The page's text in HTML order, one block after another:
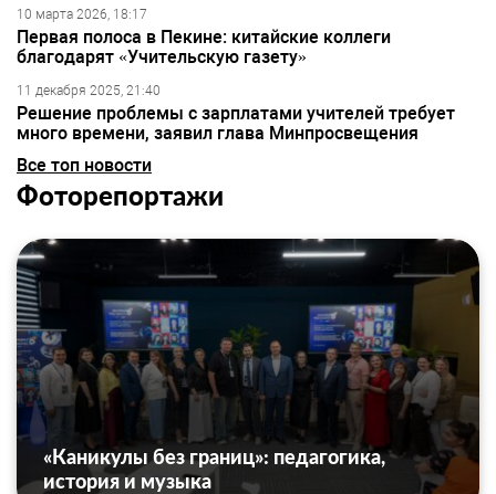
10 марта 2026, 18:17
Первая полоса в Пекине: китайские коллеги
благодарят «Учительскую газету»
11 декабря 2025, 21:40
Решение проблемы с зарплатами учителей требует
много времени, заявил глава Минпросвещения
Все топ новости
Фоторепортажи
«Каникулы без границ»: педагогика,
история и музыка